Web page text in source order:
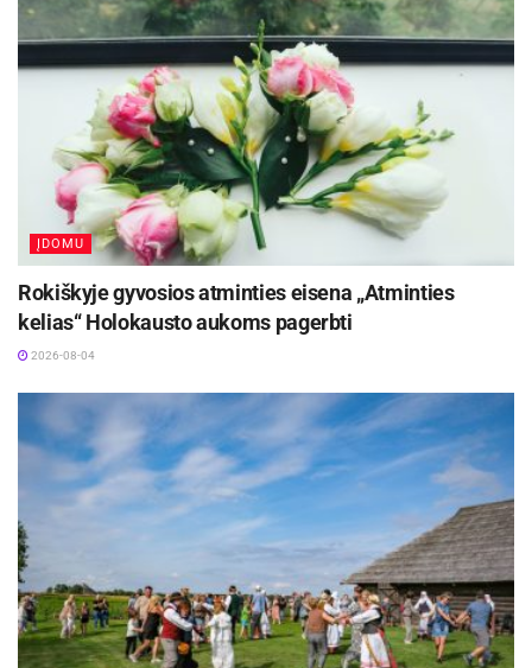
ĮDOMU
Rokiškyje gyvosios atminties eisena „Atminties
kelias“ Holokausto aukoms pagerbti
2026-08-04